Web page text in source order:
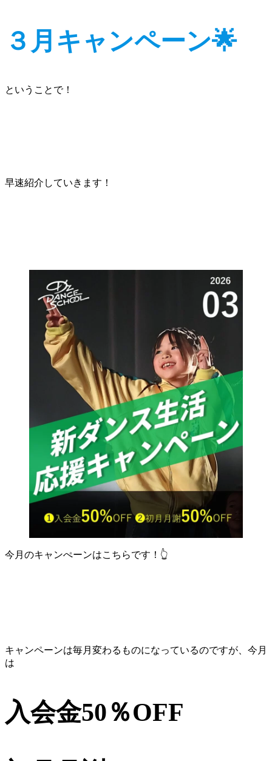
３月キャンペーン🌟
ということで！
早速紹介していきます！
今月のキャンぺーンはこちらです！👆
キャンペーンは毎月変わるものになっているのですが、今月
は
入会金50％OFF